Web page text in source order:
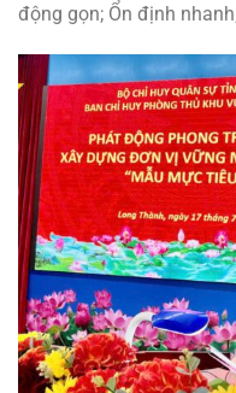
động gọn; Ổn định